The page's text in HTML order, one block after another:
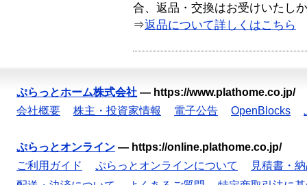
合、返品・交換はお受けいたし
⇒返品について詳しくはこちら
ぷらっとホーム株式会社 — https://www.plathome.co.jp/
会社概要
株主・投資家情報 電子公告 OpenBlocks
ぷらっとオンライン — https://online.plathome.co.jp/
ご利用ガイド
ぷらっとオンラインについて
見積書・